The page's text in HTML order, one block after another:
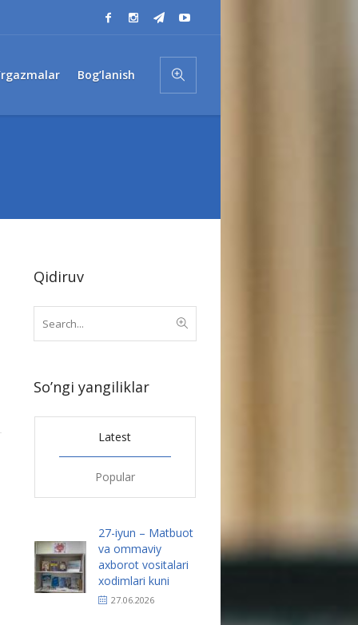
Bog’lanish
Qidiruv
So’ngi yangiliklar
Latest
Popular
27-iyun – Matbuot
va ommaviy
axborot vositalari
xodimlari kuni
27.06.2026